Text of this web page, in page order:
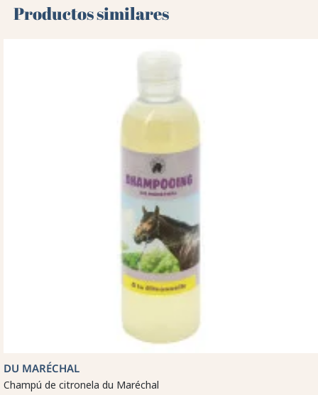
Productos similares
DU MARÉCHAL
Champú de citronela du Maréchal